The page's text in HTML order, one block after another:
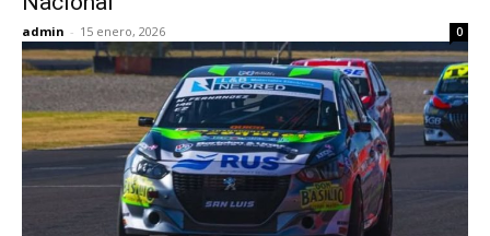
admin - 15 enero, 2026 0